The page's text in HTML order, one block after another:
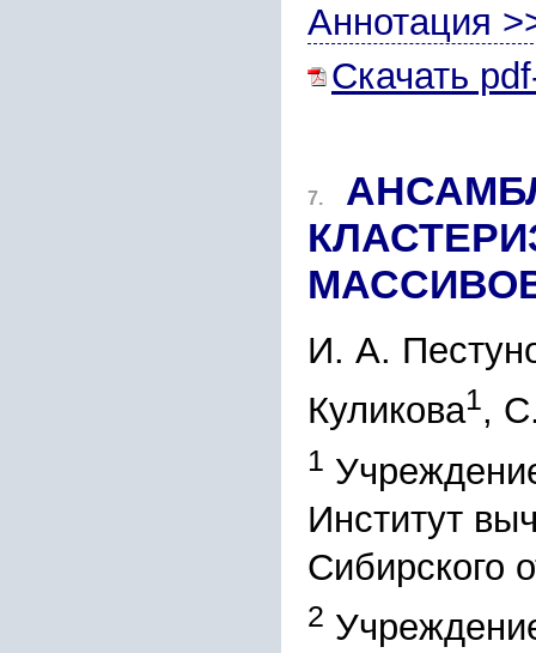
Аннотация
Скачать
7.
И. А.
Куликова1,
1
Институт
Сибирского
2